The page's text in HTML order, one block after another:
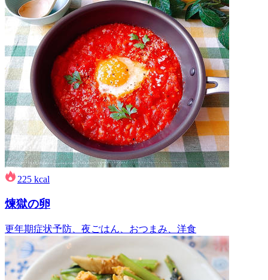
225 kcal
煉獄の卵
更年期症状予防、夜ごはん、おつまみ、洋食